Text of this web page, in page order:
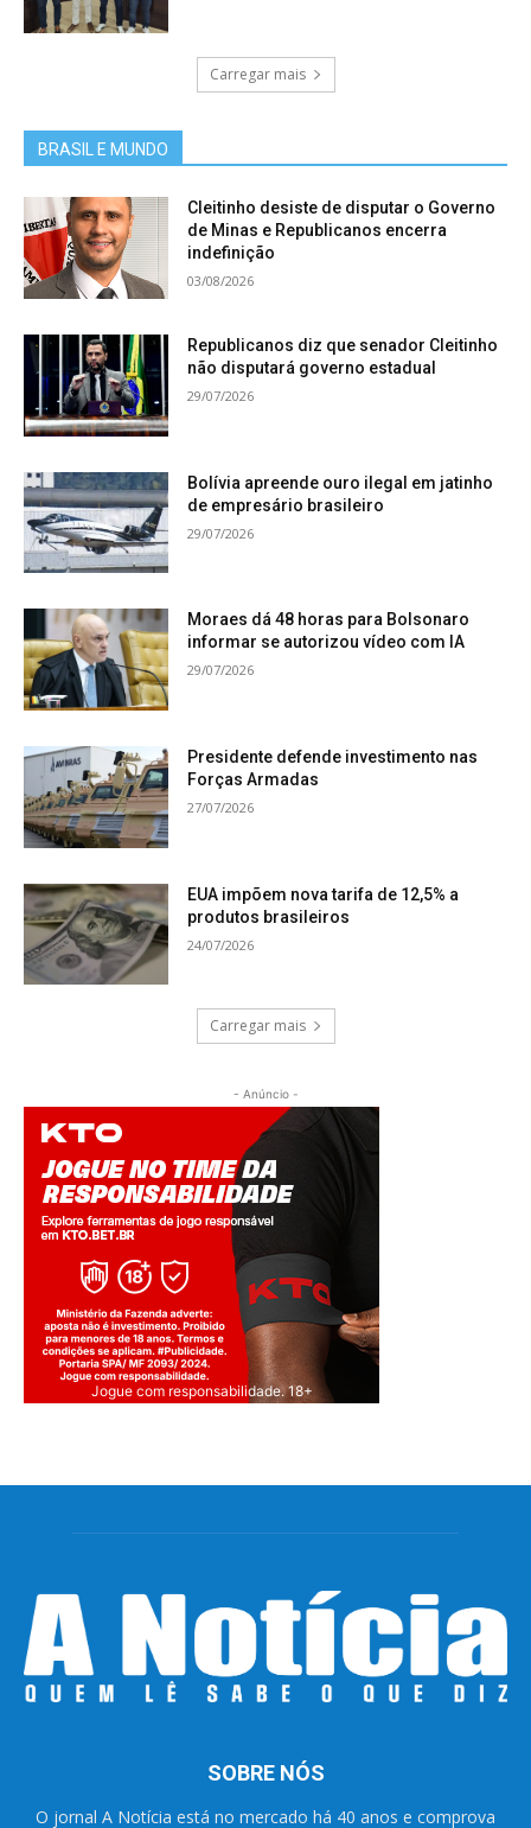
Carregar mais
BRASIL E MUNDO
Cleitinho desiste de disputar o Governo
de Minas e Republicanos encerra
indefinição
03/08/2026
Republicanos diz que senador Cleitinho
não disputará governo estadual
29/07/2026
Bolívia apreende ouro ilegal em jatinho
de empresário brasileiro
29/07/2026
Moraes dá 48 horas para Bolsonaro
informar se autorizou vídeo com IA
29/07/2026
Presidente defende investimento nas
Forças Armadas
27/07/2026
EUA impõem nova tarifa de 12,5% a
produtos brasileiros
24/07/2026
Carregar mais
- Anúncio -
Jogue com responsabilidade. 18+
SOBRE NÓS
O jornal A Notícia está no mercado há 40 anos e comprova